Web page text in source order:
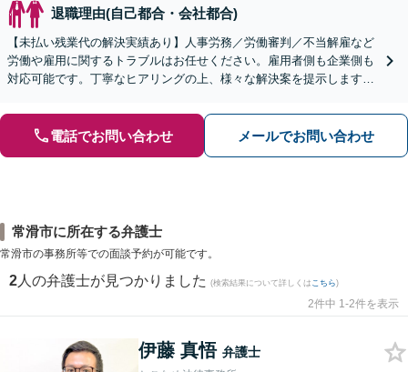
退職理由(自己都合・会社都合)
【未払い残業代の解決実績あり】人事労務／労働審判／不当解雇など
労働や雇用に関するトラブルはお任せください。雇用者側も企業側も
対応可能です。丁寧なヒアリングの上、様々な解決案を提示します
電話でお問い合わせ メールでお問い合わせ
常滑市に所在する弁護士
常滑市の事務所等での面談予約が可能です。
2 人の弁護士が見つかりました (検索結果について詳しくは こちら)
2件中 1-2件を表示
伊藤 真悟 弁護士